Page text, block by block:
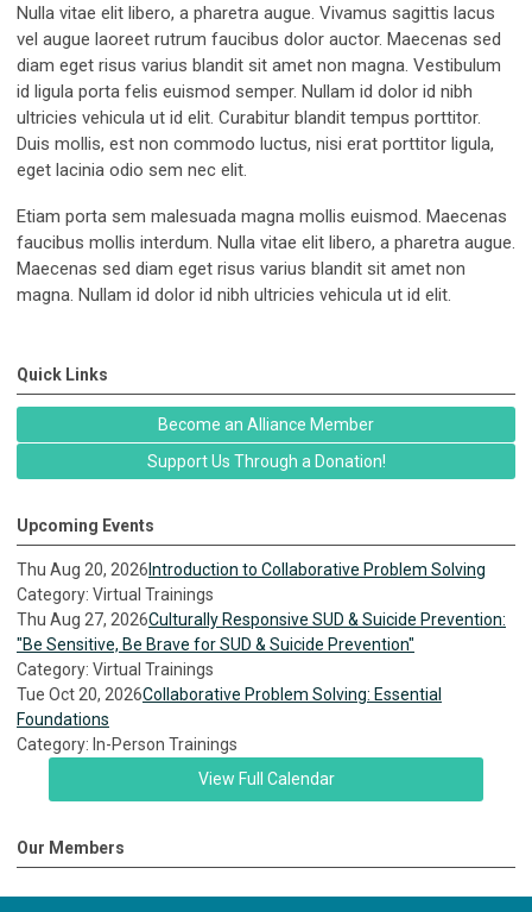
Nulla vitae elit libero, a pharetra augue. Vivamus sagittis lacus
vel augue laoreet rutrum faucibus dolor auctor. Maecenas sed
diam eget risus varius blandit sit amet non magna. Vestibulum
id ligula porta felis euismod semper. Nullam id dolor id nibh
ultricies vehicula ut id elit. Curabitur blandit tempus porttitor.
Duis mollis, est non commodo luctus, nisi erat porttitor ligula,
eget lacinia odio sem nec elit.
Etiam porta sem malesuada magna mollis euismod. Maecenas
faucibus mollis interdum. Nulla vitae elit libero, a pharetra augue.
Maecenas sed diam eget risus varius blandit sit amet non
magna. Nullam id dolor id nibh ultricies vehicula ut id elit.
Quick Links
Become an Alliance Member
Support Us Through a Donation!
Upcoming Events
Thu Aug 20, 2026 Introduction to Collaborative Problem Solving
Category: Virtual Trainings
Thu Aug 27, 2026Culturally Responsive SUD & Suicide Prevention:
"Be Sensitive, Be Brave for SUD & Suicide Prevention"
Category: Virtual Trainings
Tue Oct 20, 2026Collaborative Problem Solving: Essential
Foundations
Category: In-Person Trainings
View Full Calendar
Our Members